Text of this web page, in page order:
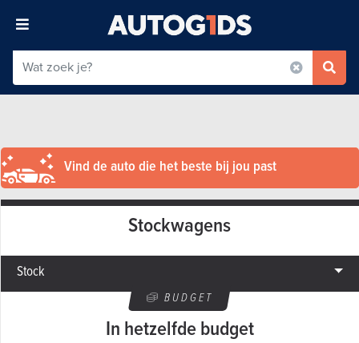
Vind de auto die het beste bij jou past
Stockwagens
Stock
BUDGET
In hetzelfde budget